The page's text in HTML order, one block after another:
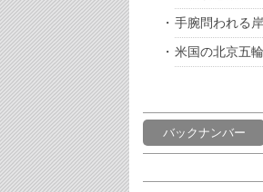
手腕問われる
米国の北京五
バックナンバー